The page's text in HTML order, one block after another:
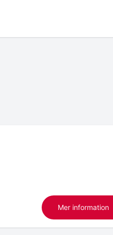
Mer information